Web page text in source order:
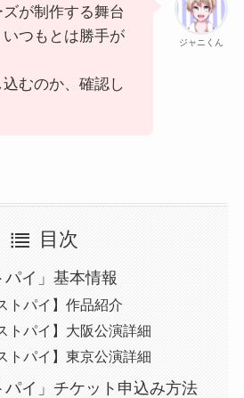
ジャニくん
が制作する舞台
つもとは勝手が
むのか、確認し
目次
イ」基本情報
トパイ】作品紹介
トパイ】大阪公演詳細
トパイ】東京公演詳細
パイ」チケット申込み方法